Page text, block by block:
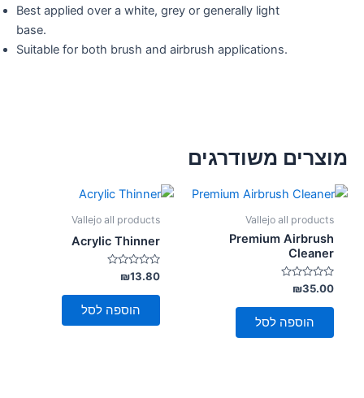
Best applied over a white, grey or generally light
base.
Suitable for both brush and airbrush applications.
מוצרים משודרגים
Vallejo all products
Premium Airbrush
Cleaner
דורג
0
מתוך
₪35.00
הוספה לסל
Vallejo all products
Acrylic Thinner
דורג
0
מתוך
₪13.80
הוספה לסל